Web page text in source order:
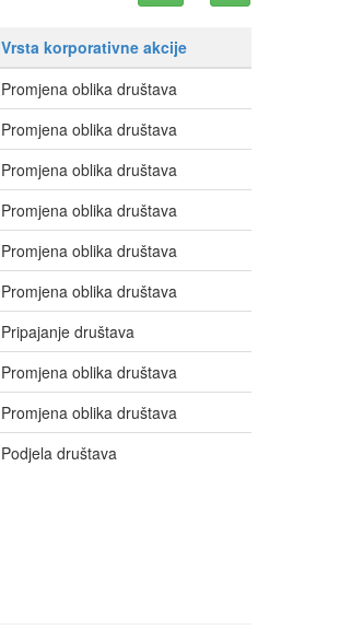
Vrsta korporativne akcije
Promjena oblika društava
Promjena oblika društava
Promjena oblika društava
Promjena oblika društava
Promjena oblika društava
Promjena oblika društava
Pripajanje društava
Promjena oblika društava
Promjena oblika društava
Podjela društava